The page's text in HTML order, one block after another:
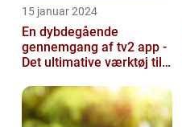
15 januar 2024
En dybdegående
gennemgang af tv2 app -
Det ultimative værktøj til